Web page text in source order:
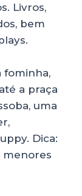
Livros,
bem
fominha,
a praça
uma
Dica:
menores